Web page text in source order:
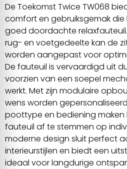
De Toekomst Twice TW068
comfort en gebruiksgemak die
goed doordachte
rug- en voetgedeelte kan de
worden aangepast voor
De fauteuil is vervaardigd uit
voorzien van een soepel
werkt. Met zijn modulaire
wens worden
poottype en bediening
fauteuil af te stemmen op
moderne design sluit perfect
interieurstijlen en biedt een
ideaal voor langdurige